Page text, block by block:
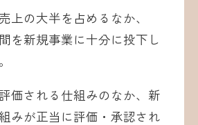
上の大半を占めるなか、
を新規事業に十分に投下し
価される仕組みのなか、新
みが正当に評価・承認され